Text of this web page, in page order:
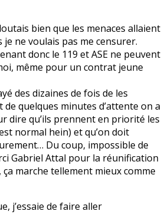
bien que les menaces allaient
ne voulais pas me censurer.
donc le 119 et ASE ne peuvent
même pour un contrat jeune
des dizaines de fois de les
de quelques minutes d’attente on a
dire qu’ils prennent en priorité les
normal hein) et qu’on doit
Du coup, impossible de
Gabriel Attal pour la réunification
ça marche tellement mieux comme
j’essaie de faire aller